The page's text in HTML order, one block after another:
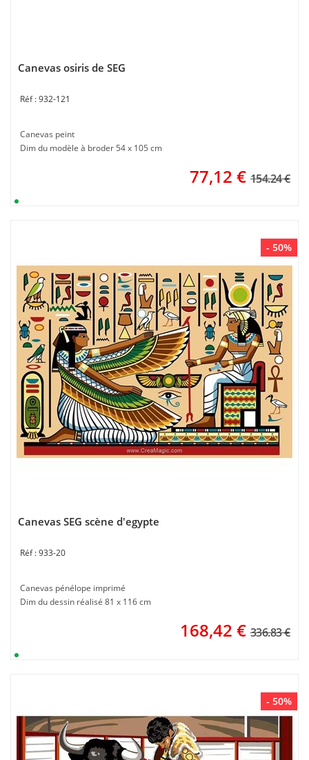
Canevas osiris de SEG
932-121
Canevas peint
Dim du modèle à broder 54 x 105 cm
77,12 € 154.24 €
- 50%
Canevas SEG scène d'egypte
933-20
Canevas pénélope imprimé
Dim du dessin réalisé 81 x 116 cm
168,42 € 336.83 €
- 50%